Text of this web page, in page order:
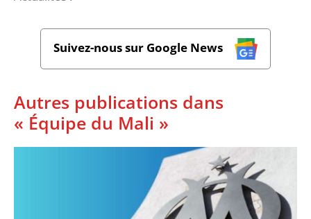
Suivez-nous sur Google News
Autres publications dans
« Équipe du Mali »